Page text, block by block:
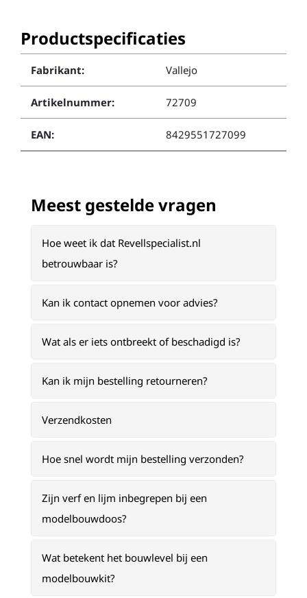
Productspecificaties
Fabrikant: Vallejo
Artikelnummer: 72709
EAN: 8429551727099
Meest gestelde vragen
Hoe weet ik dat Revellspecialist.nl
betrouwbaar is?
Kan ik contact opnemen voor advies?
Wat als er iets ontbreekt of beschadigd is?
Kan ik mijn bestelling retourneren?
Verzendkosten
Hoe snel wordt mijn bestelling verzonden?
Zijn verf en lijm inbegrepen bij een
modelbouwdoos?
Wat betekent het bouwlevel bij een
modelbouwkit?